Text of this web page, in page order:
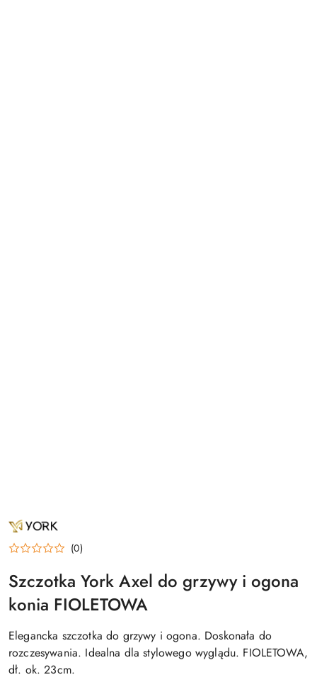
NAZWA
PRODUCENTA:
YORK (0)
Szczotka York Axel do grzywy i ogona
konia FIOLETOWA
Elegancka szczotka do grzywy i ogona. Doskonała do
rozczesywania. Idealna dla stylowego wyglądu. FIOLETOWA,
dł. ok. 23cm.